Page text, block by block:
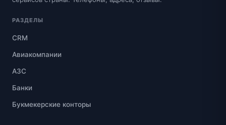
РАЗДЕЛЫ
CRM
Авиакомпании
АЗС
Банки
Букмекерские конторы